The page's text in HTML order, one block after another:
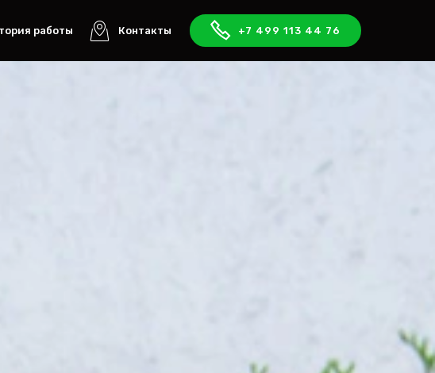
работы Контакты +7 499 113 44 76